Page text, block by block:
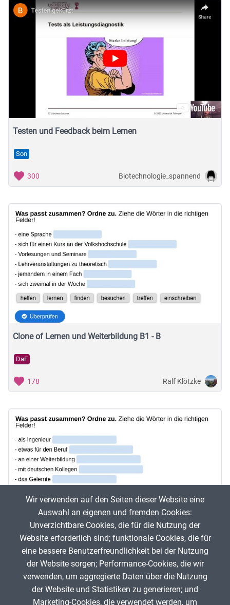
Testen und Feedback beim Lernen
Son
300 Biotechnologie_spannend
Clone of Lernen und Weiterbildung B1 - B
DaF
178 Ralf Klötzke
Lernen und Weiterbildung B1 - A
DaF
260 Ralf Klötzke
Wir verwenden auf den Seiten dieser Website eine
Auswahl an eigenen und fremden Cookies:
Unverzichtbare Cookies, die für die Nutzung der
Website erforderlich sind; funktionale Cookies, die für
eine bessere Benutzerfreundlichkeit bei der Nutzung
der Website sorgen; Performance-Cookies, die wir
verwenden, um aggregierte Daten über die Nutzung
der Website und Statistiken zu generieren; und
Marketing-Cookies, die verwendet werden, um